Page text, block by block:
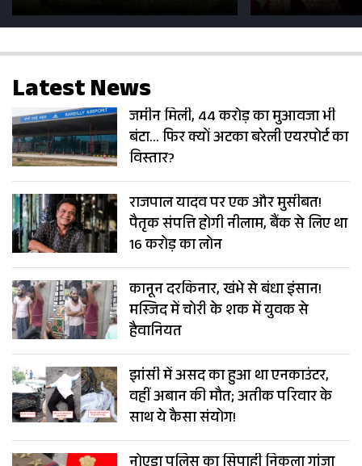
सड़कें; देखें Photos
500 भक्तों
Latest News
जमीन मिली, 44 करोड़ का मुआवजा भी
बंटा… फिर क्यों अटका बरेली एयरपोर्ट का
विस्तार?
राजपाल यादव पर एक और मुसीबत!
पैतृक संपत्ति होगी नीलाम, बैंक से लिए था
16 करोड़ का लोन
कानून दरकिनार, खंभे से बंधा इंसान!
मस्जिद में चोरी के शक में युवक से
हैवानियत
झांसी में असद का हुआ था एनकाउंटर,
वहीं अबान की मौत; अतीक परिवार के
साथ ये कैसा संयोग!